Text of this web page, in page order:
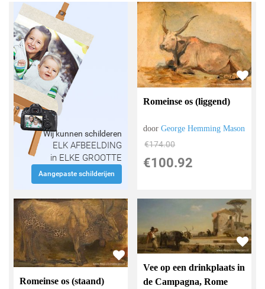
Wij kunnen schilderen
ELK AFBEELDING
in ELKE GROOTTE
Aangepaste schilderijen
Romeinse os (liggend)
doorGeorge Hemming Mason
€174.00
€100.92
Romeinse os (staand)
Vee op een drinkplaats in
de Campagna, Rome